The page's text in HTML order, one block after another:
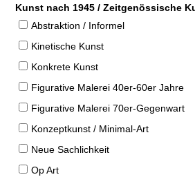
Kunst nach 1945 / Zeitgenössische
Abstraktion / Informel
Kinetische Kunst
Konkrete Kunst
Figurative Malerei 40er-60er Jahre
Figurative Malerei 70er-Gegenwart
Konzeptkunst / Minimal-Art
Neue Sachlichkeit
Op Art